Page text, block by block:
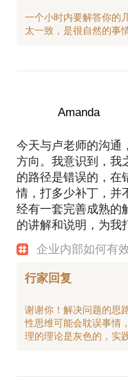
竟一小时的谈话只
提前发给我，方便
一个小时内要解答你的
Amanda
今天与卢老师的沟通
方向。我意识到，我
的路径是错误的，在
情，打多少补丁，并
经有一套完善成熟的
的讲解和说明，为我
企业内部如何有
行家回复
谢谢你！解决问题的思
性思维可能会耽误事情